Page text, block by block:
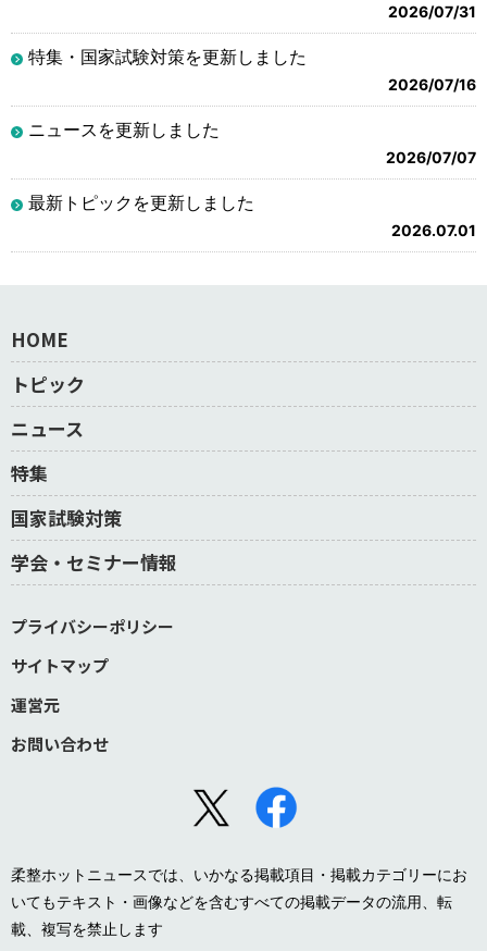
2026/07/31
特集・国家試験対策を更新しました
2026/07/16
ニュースを更新しました
2026/07/07
最新トピックを更新しました
2026.07.01
HOME
トピック
ニュース
特集
国家試験対策
学会・セミナー情報
プライバシーポリシー
サイトマップ
運営元
お問い合わせ
柔整ホットニュースでは、いかなる掲載項目・掲載カテゴリーにお
いてもテキスト・画像などを含むすべての掲載データの流用、転
載、複写を禁止します